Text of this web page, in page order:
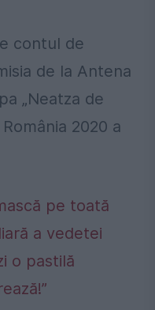
contul de
de la Antena
„Neatza de
2020 a